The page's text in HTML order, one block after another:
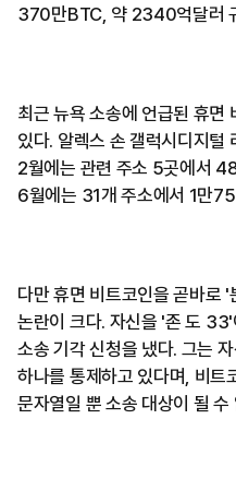
370만BTC, 약 2340억달러
최근 뉴욕 소송에 언급된 휴면
있다. 알렉스 손 갤럭시디지털
2월에는 관련 주소 5곳에서
6월에는 31개 주소에서 1만
다만 휴면 비트코인을 곧바로
논란이 크다. 자신을 '존 도
소송 기각 신청을 냈다. 그는
하나를 통제하고 있다며, 비트
문자열일 뿐 소송 대상이 될 수